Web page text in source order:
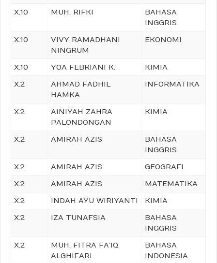
X.10
MUH. RIFKI
BAHASA
INGGRIS
X.10
VIVY RAMADHANI
NINGRUM
EKONOMI
X.10 YOA FEBRIANI K.
KIMIA
X.2
AHMAD FADHIL
HAMKA
INFORMATIKA
X.2
AINIYAH ZAHRA
PALONDONGAN
KIMIA
X.2 AMIRAH AZIS
BAHASA
INGGRIS
X.2
AMIRAH AZIS
GEOGRAFI
X.2
AMIRAH AZIS
MATEMATIKA
X.2
INDAH AYU WIRIYANTI
KIMIA
X.2
IZA TUNAFSIA
BAHASA
INGGRIS
X.2
MUH. FITRA FA’IQ
ALGHIFARI
BAHASA
INDONESIA